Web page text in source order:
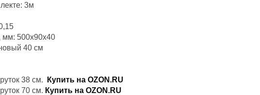
3м
мм: 500х90х40
40 см
38 см.
Купить на OZON.RU
70 см. Купить на OZON.RU